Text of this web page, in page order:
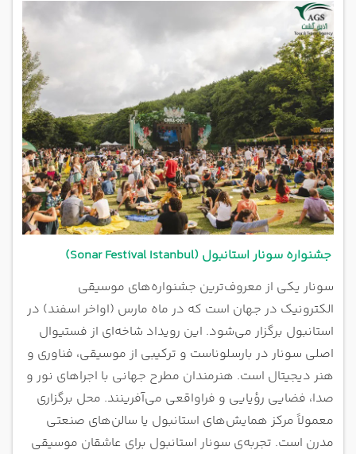
جشنواره سونار استانبول (Sonar Festival Istanbul)
سونار یکی از معروف‌ترین جشنواره‌های موسیقی
الکترونیک در جهان است که در ماه مارس (اواخر اسفند) در
استانبول برگزار می‌شود. این رویداد شاخه‌ای از فستیوال
اصلی سونار در بارسلوناست و ترکیبی از موسیقی، فناوری و
هنر دیجیتال است. هنرمندان مطرح جهانی با اجراهای نور و
صدا، فضایی رؤیایی و فراواقعی می‌آفرینند. محل برگزاری
معمولاً مرکز همایش‌های استانبول یا سالن‌های صنعتی
مدرن است. تجربه‌ی سونار استانبول برای عاشقان موسیقی